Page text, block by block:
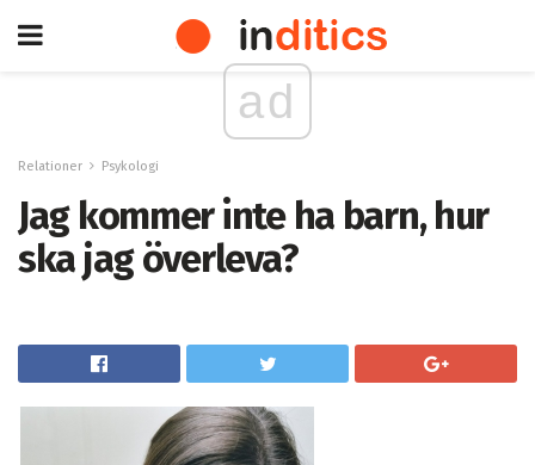
ad
Relationer Psykologi
Jag kommer inte ha barn, hur
ska jag överleva?